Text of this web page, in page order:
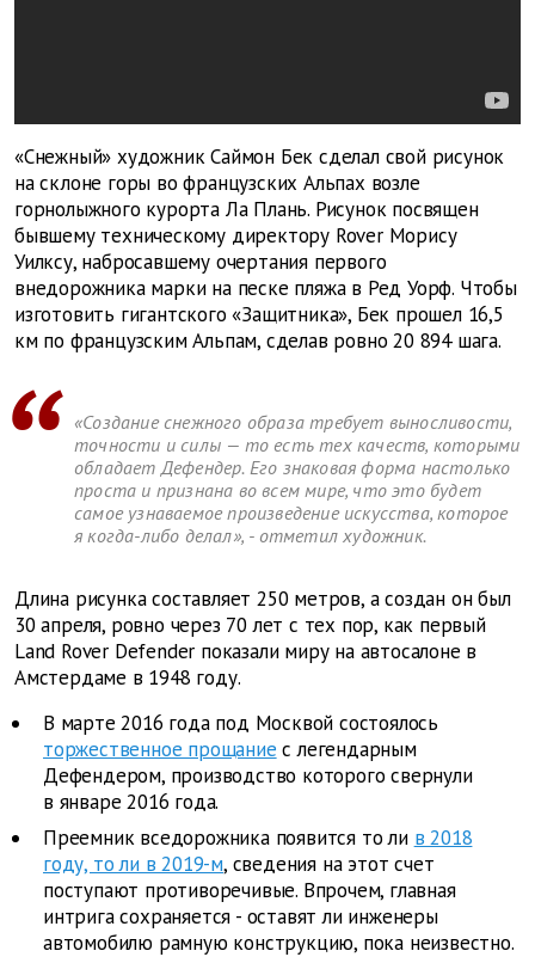
«Снежный» художник Саймон Бек сделал свой рисунок
на склоне горы во французских Альпах возле
горнолыжного курорта Ла Плань. Рисунок посвящен
бывшему техническому директору Rover Морису
Уилксу, набросавшему очертания первого
внедорожника марки на песке пляжа в Ред Уорф. Чтобы
изготовить гигантского «Защитника», Бек прошел 16,5
км по французским Альпам, сделав ровно 20 894 шага.
«Создание снежного образа требует выносливости,
точности и силы — то есть тех качеств, которыми
обладает Дефендер. Его знаковая форма настолько
проста и признана во всем мире, что это будет
самое узнаваемое произведение искусства, которое
я когда-либо делал», - отметил художник.
Длина рисунка составляет 250 метров, а создан он был
30 апреля, ровно через 70 лет с тех пор, как первый
Land Rover Defender показали миру на автосалоне в
Амстердаме в 1948 году.
В марте 2016 года под Москвой состоялось
торжественное прощание с легендарным
Дефендером, производство которого свернули
в январе 2016 года.
Преемник вседорожника появится то ли в 2018
году, то ли в 2019-м, сведения на этот счет
поступают противоречивые. Впрочем, главная
интрига сохраняется - оставят ли инженеры
автомобилю рамную конструкцию, пока неизвестно.